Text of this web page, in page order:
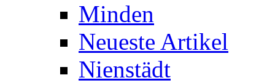
Minden
Neueste Artikel
Nienstädt